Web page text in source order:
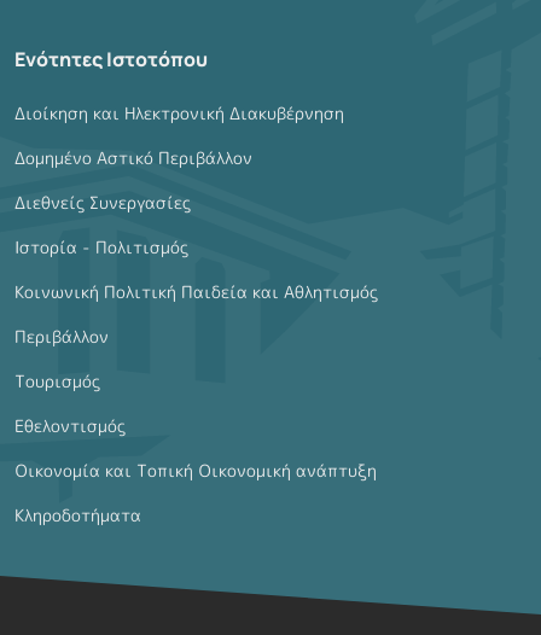
Ενότητες Ιστοτόπου
Διοίκηση και Ηλεκτρονική Διακυβέρνηση
Δομημένο Αστικό Περιβάλλον
Διεθνείς Συνεργασίες
Ιστορία - Πολιτισμός
Κοινωνική Πολιτική Παιδεία και Αθλητισμός
Περιβάλλον
Τουρισμός
Εθελοντισμός
Οικονομία και Τοπική Οικονομική ανάπτυξη
Κληροδοτήματα